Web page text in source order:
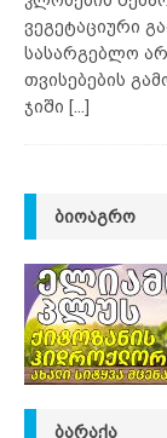
ვეგეტაციური
სასარგებლო არ
თვისებების
ჯიში [...]
ᲑᲘᲝᲐᲒᲠᲝ
ᲑᲐᲠᲐᲥᲐ